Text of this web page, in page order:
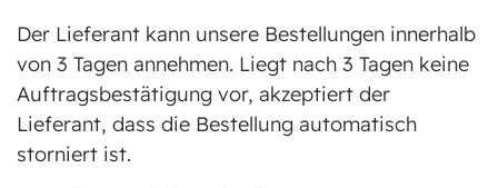
Der Lieferant kann unsere Bestellungen innerhalb
von 3 Tagen annehmen. Liegt nach 3 Tagen keine
Auftragsbestätigung vor, akzeptiert der
Lieferant, dass die Bestellung automatisch
storniert ist.